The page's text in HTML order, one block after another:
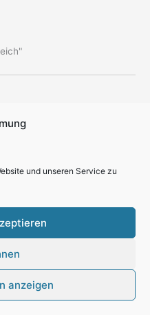
und unseren Service zu
anzeigen